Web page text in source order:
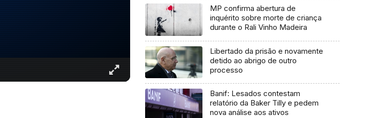
MP confirma abertura de
inquérito sobre morte de criança
durante o Rali Vinho Madeira
Libertado da prisão e novamente
detido ao abrigo de outro
processo
Banif: Lesados contestam
relatório da Baker Tilly e pedem
nova análise aos ativos